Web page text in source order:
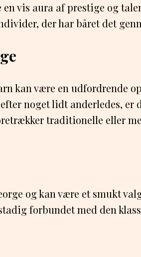
en vis aura af prestige og
der har båret det
kan være en udfordrende
noget lidt anderledes, er
traditionelle eller
og kan være et smukt
forbundet med den